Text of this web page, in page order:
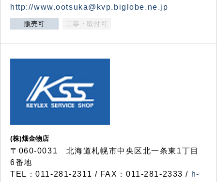
http://www.ootsuka@kvp.biglobe.ne.jp
販売可 工事・取付可
(株)畑金物店
〒060-0031 北海道札幌市中央区北一条東1丁目
6番地
TEL：011-281-2311 / FAX：011-281-2333 / h-